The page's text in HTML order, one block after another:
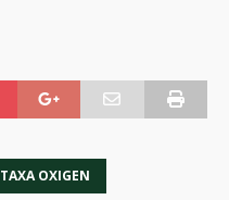
TAXA OXIGEN